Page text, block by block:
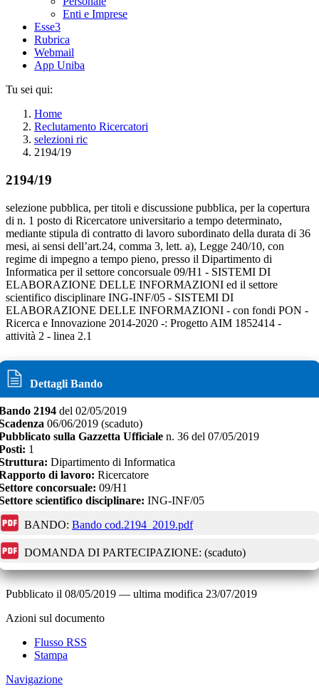
Enti e Imprese
Esse3
Rubrica
Webmail
App Uniba
Tu sei qui:
Home
Reclutamento Ricercatori
selezioni ric
2194/19
2194/19
selezione pubblica, per titoli e discussione pubblica, per la copertura
di n. 1 posto di Ricercatore universitario a tempo determinato,
mediante stipula di contratto di lavoro subordinato della durata di 36
mesi, ai sensi dell’art.24, comma 3, lett. a), Legge 240/10, con
regime di impegno a tempo pieno, presso il Dipartimento di
Informatica per il settore concorsuale 09/H1 - SISTEMI DI
ELABORAZIONE DELLE INFORMAZIONI ed il settore
scientifico disciplinare ING-INF/05 - SISTEMI DI
ELABORAZIONE DELLE INFORMAZIONI - con fondi PON -
Ricerca e Innovazione 2014-2020 -: Progetto AIM 1852414 -
attività 2 - linea 2.1
Dettagli Bando
2194 del 02/05/2019
06/06/2019 (scaduto)
sulla Gazzetta Ufficiale n. 36 del 07/05/2019
1
Dipartimento di Informatica
di lavoro: Ricercatore
concorsuale: 09/H1
scientifico disciplinare: ING-INF/05
BANDO: Bando cod.2194_2019.pdf
DOMANDA DI PARTECIPAZIONE: (scaduto)
Pubblicato il 08/05/2019 — ultima modifica 23/07/2019
Azioni sul documento
Flusso RSS
Stampa
Navigazione